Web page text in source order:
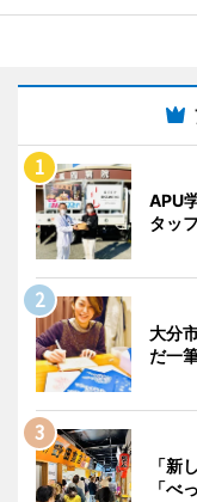
APU
タッ
大分
だ一
「新
「べ